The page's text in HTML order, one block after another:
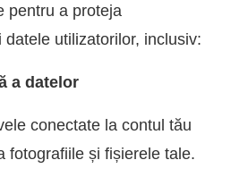
pentru a proteja
utilizatorilor, inclusiv:
a datelor
conectate la contul tău
fotografiile și fișierele tale.